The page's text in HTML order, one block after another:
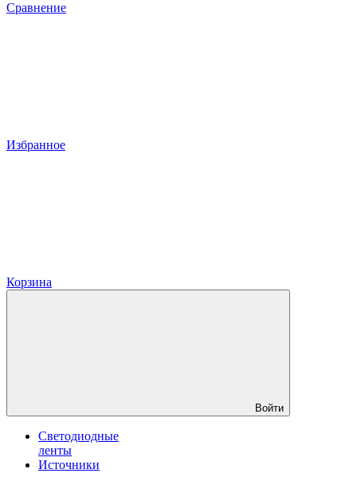
Сравнение
Избранное
Корзина
Войти
Светодиодные
ленты
Источники